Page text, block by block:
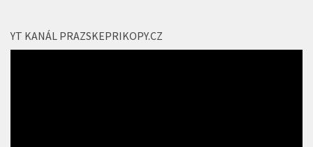
YT KANÁL PRAZSKEPRIKOPY.CZ